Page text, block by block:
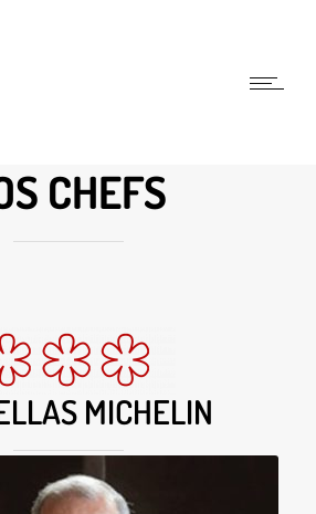
CHEFS
MICHELIN